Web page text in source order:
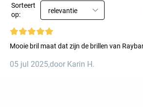
Sorteert
op:
relevantie
Mooie bril maat dat zijn de brillen van
05 jul 2025,door Karin H.